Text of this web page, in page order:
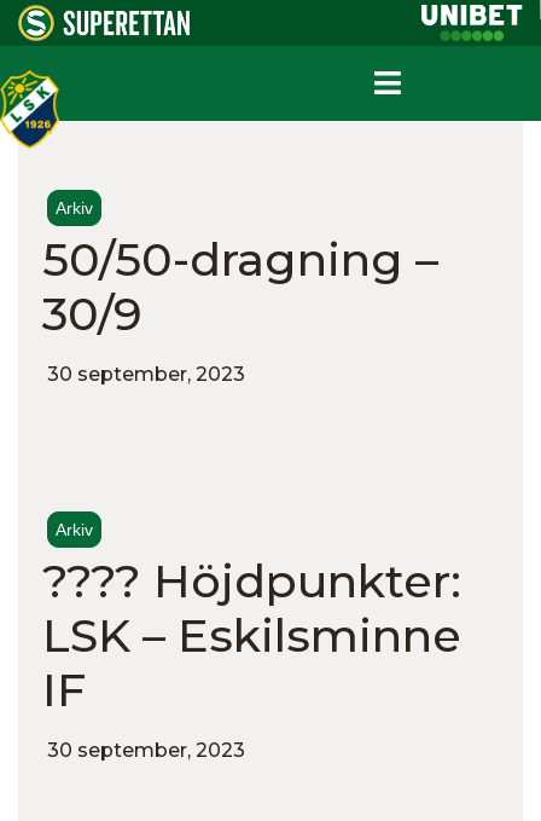
Arkiv
50/50-dragning –
30/9
30 september, 2023
Arkiv
???? Höjdpunkter:
LSK – Eskilsminne
IF
30 september, 2023